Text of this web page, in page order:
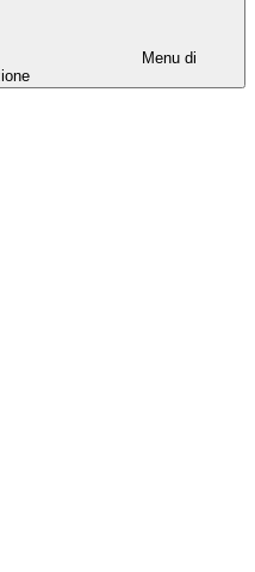
Menu di